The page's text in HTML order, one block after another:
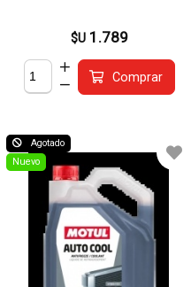
$U 1.789
Comprar
Agotado
Nuevo